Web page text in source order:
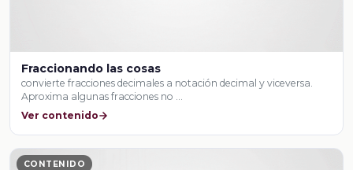
Fraccionando las cosas
convierte fracciones decimales a notación decimal y viceversa.
Aproxima algunas fracciones no …
Ver contenido
CONTENIDO